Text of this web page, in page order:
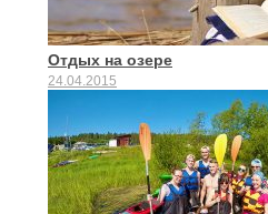
Отдых на озере
24.04.2015